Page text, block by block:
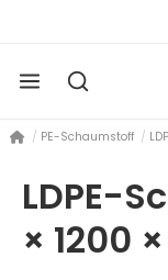
PE-Schaumstoff
LDPE-
× 1200